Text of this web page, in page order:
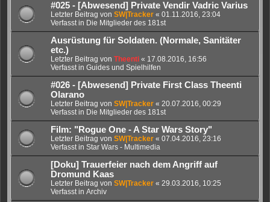
#025 - [Abwesend] Private Vendir Vadric Varius
Letzter Beitrag von SW|Tracker « 01.11.2016, 23:04
Verfasst in Die Mitglieder des 181st
Ausrüstung für Soldaten. (Normale, Sanitäter
etc.)
Letzter Beitrag von Theenti « 17.08.2016, 16:56
Verfasst in Guides und Spielhilfen
#026 - [Abwesend] Private First Class Theenti
Olarano
Letzter Beitrag von SW|Tracker « 20.07.2016, 00:29
Verfasst in Die Mitglieder des 181st
Film: "Rogue One - A Star Wars Story"
Letzter Beitrag von SW|Tracker « 07.04.2016, 23:16
Verfasst in Star Wars - Multimedia
[Doku] Trauerfeier nach dem Angriff auf
Dromund Kaas
Letzter Beitrag von SW|Tracker « 29.03.2016, 10:25
Verfasst in Archiv